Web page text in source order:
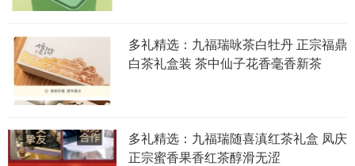
多礼精选：九福瑞咏茶白牡丹 正宗福鼎
白茶礼盒装 茶中仙子花香毫香新茶
多礼精选：九福瑞随喜滇红茶礼盒 凤庆
正宗蜜香果香红茶醇滑无涩